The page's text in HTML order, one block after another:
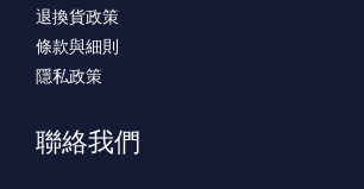
退換貨政策
條款與細則
隱私政策
聯絡我們